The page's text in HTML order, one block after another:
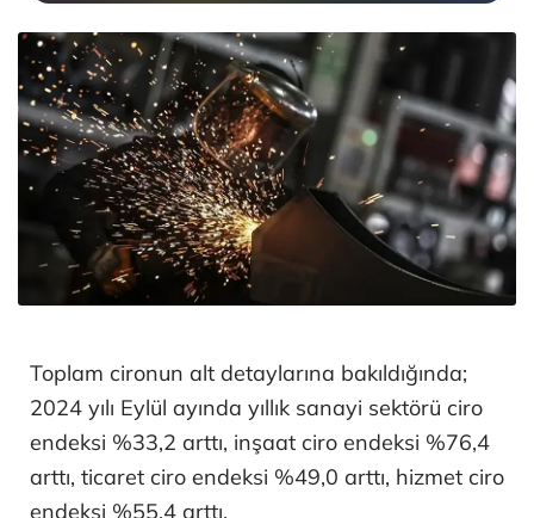
Toplam cironun alt detaylarına bakıldığında;
2024 yılı Eylül ayında yıllık sanayi sektörü ciro
endeksi %33,2 arttı, inşaat ciro endeksi %76,4
arttı, ticaret ciro endeksi %49,0 arttı, hizmet ciro
endeksi %55,4 arttı.